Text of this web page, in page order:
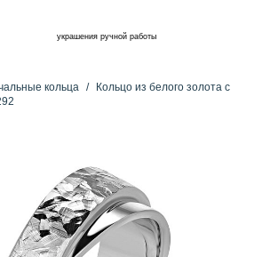
украшения ручной работы
кольца
Кольцо из белого золота с